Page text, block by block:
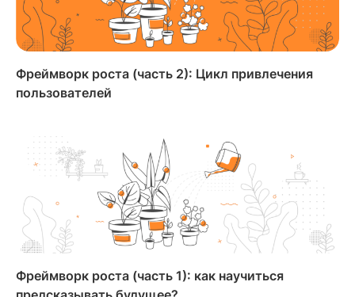
Фреймворк роста (часть 2): Цикл привлечения
пользователей
Фреймворк роста (часть 1): как научиться